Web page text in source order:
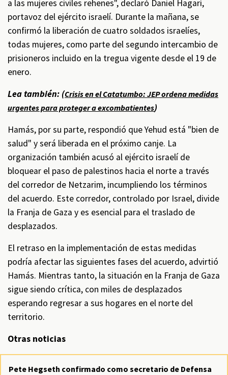
a las mujeres civiles rehenes", declaró Daniel Hagari,
portavoz del ejército israelí. Durante la mañana, se
confirmó la liberación de cuatro soldados israelíes,
todas mujeres, como parte del segundo intercambio de
prisioneros incluido en la tregua vigente desde el 19 de
enero.
Lea también: (Crisis en el Catatumbo: JEP ordena medidas
urgentes para proteger a excombatientes)
Hamás, por su parte, respondió que Yehud está "bien de
salud" y será liberada en el próximo canje. La
organización también acusó al ejército israelí de
bloquear el paso de palestinos hacia el norte a través
del corredor de Netzarim, incumpliendo los términos
del acuerdo. Este corredor, controlado por Israel, divide
la Franja de Gaza y es esencial para el traslado de
desplazados.
El retraso en la implementación de estas medidas
podría afectar las siguientes fases del acuerdo, advirtió
Hamás. Mientras tanto, la situación en la Franja de Gaza
sigue siendo crítica, con miles de desplazados
esperando regresar a sus hogares en el norte del
territorio.
Otras noticias
Pete Hegseth confirmado como secretario de Defensa